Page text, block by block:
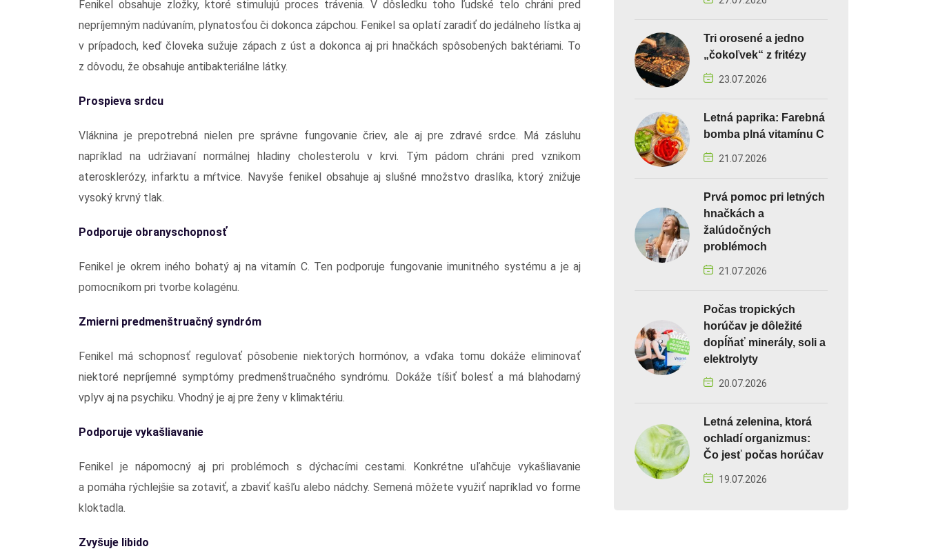
Fenikel obsahuje zložky, ktoré stimulujú proces trávenia. V dôsledku toho ľudské telo chráni pred
nepríjemným nadúvaním, plynatosťou či dokonca zápchou. Fenikel sa oplatí zaradiť do jedálneho lístka aj
v prípadoch, keď človeka sužuje zápach z úst a dokonca aj pri hnačkách spôsobených baktériami. To
z dôvodu, že obsahuje antibakteriálne látky.
Prospieva srdcu
Vláknina je prepotrebná nielen pre správne fungovanie čriev, ale aj pre zdravé srdce. Má zásluhu
napríklad na udržiavaní normálnej hladiny cholesterolu v krvi. Tým pádom chráni pred vznikom
aterosklerózy, infarktu a mŕtvice. Navyše fenikel obsahuje aj slušné množstvo draslíka, ktorý znižuje
vysoký krvný tlak.
Podporuje obranyschopnosť
Fenikel je okrem iného bohatý aj na vitamín C. Ten podporuje fungovanie imunitného systému a je aj
pomocníkom pri tvorbe kolagénu.
Zmierni predmenštruačný syndróm
Fenikel má schopnosť regulovať pôsobenie niektorých hormónov, a vďaka tomu dokáže eliminovať
niektoré nepríjemné symptómy predmenštruačného syndrómu. Dokáže tíšiť bolesť a má blahodarný
vplyv aj na psychiku. Vhodný je aj pre ženy v klimaktériu.
Podporuje vykašliavanie
Fenikel je nápomocný aj pri problémoch s dýchacími cestami. Konkrétne uľahčuje vykašliavanie
a pomáha rýchlejšie sa zotaviť, a zbaviť kašľu alebo nádchy. Semená môžete využiť napríklad vo forme
kloktadla.
Zvyšuje libido
Tri orosené a jedno
„čokoľvek“ z fritézy
23.07.2026
Letná paprika: Farebná
bomba plná vitamínu C
21.07.2026
Prvá pomoc pri letných
hnačkách a
žalúdočných
problémoch
21.07.2026
Počas tropických
horúčav je dôležité
dopĺňať minerály, soli a
elektrolyty
20.07.2026
Letná zelenina, ktorá
ochladí organizmus:
Čo jesť počas horúčav
19.07.2026